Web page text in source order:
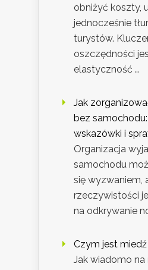
obniżyć koszty,
jednocześnie
turystów.
oszczędności
elastyczność …
Jak
bez
wskazówki i
Organizacja
samochodu
się wyzwaniem,
rzeczywistości
na odkrywanie
Czym jest
Jak wiadomo na